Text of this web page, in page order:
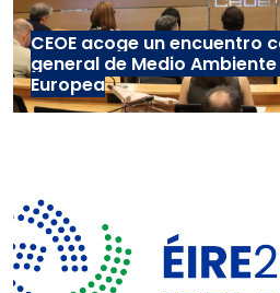
CEOE acoge un encuentro
general de Medio
Europea